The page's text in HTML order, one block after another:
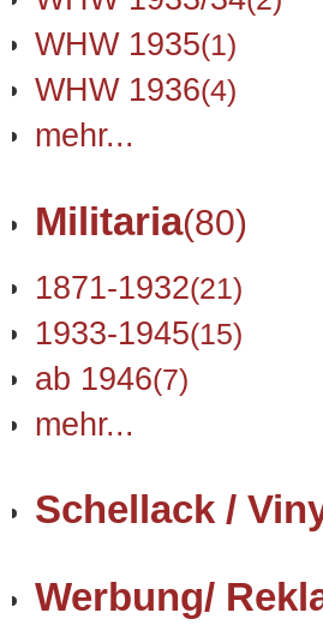
WHW 1935(1)
WHW 1936(4)
mehr...
Militaria(80)
1871-1932(21)
1933-1945(15)
ab 1946(7)
mehr...
Schellack /
Werbung/